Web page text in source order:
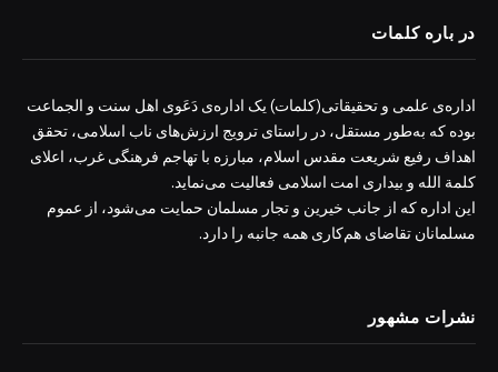
در باره کلمات
اداره‌ی علمی و تحقیقاتی(کلمات) یک اداره‌ی دَعَوی اهل سنت و الجماعت
بوده که به‌طور مستقل، در راستای ترویج ارزش‌های ناب اسلامی، تحقق
اهداف رفیع شریعت مقدس اسلام، مبارزه با تهاجم فرهنگی غرب، اعلای
کلمة الله و بیداری امت اسلامی فعالیت می‌نماید.
این اداره که از جانب خیرین و تجار مسلمان حمایت می‌شود، از عموم
مسلمانان تقاضای هم‌کاری همه جانبه را دارد.
نشرات مشهور